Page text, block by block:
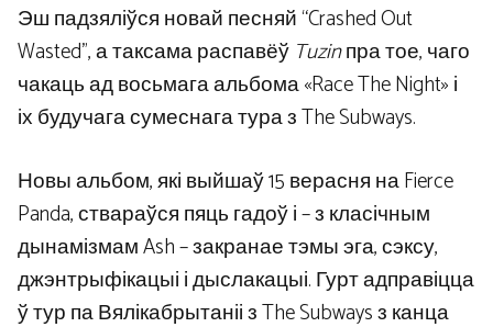
Эш падзяліўся новай песняй “Crashed Out
Wasted”, а таксама распавёў Tuzinпра тое, чаго
чакаць ад восьмага альбома «Race The Night» і
іх будучага сумеснага тура з The Subways.
Новы альбом, які выйшаў 15 верасня на Fierce
Panda, ствараўся пяць гадоў і – з класічным
дынамізмам Ash – закранае тэмы эга, сэксу,
джэнтрыфікацыі і дыслакацыі. Гурт адправіцца
ў тур па Вялікабрытаніі з The Subways з канца